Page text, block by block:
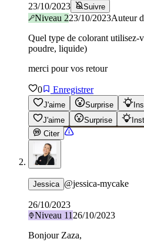
23/10/2023 Suivre
Niveau 223/10/2023Auteur
Quel type de colorant utilisez-
poudre, liquide)
merci pour vos retour
0 Enregistrer
J'aime Surprise
J'aime
Surprise
Citer
Jessica @jessica-mycake
26/10/2023
Niveau 11 26/10/2023
Bonjour Zaza,